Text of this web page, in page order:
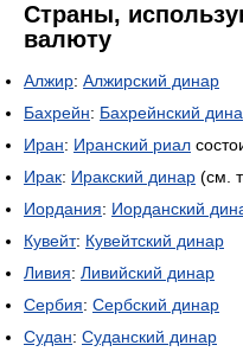
Страны,
валюту
Алжир: Алжирский динар
Бахрейн: Бахрейнский
Иран: Иранский риал
Ирак: Иракский динар (см.
Иордания: Иорданский
Кувейт: Кувейтский динар
Ливия: Ливийский динар
Сербия: Сербский динар
Судан: Суданский динар